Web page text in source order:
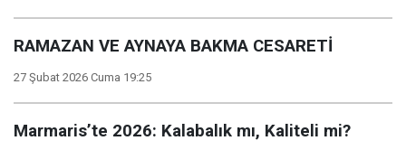
RAMAZAN VE AYNAYA BAKMA CESARETİ
27 Şubat 2026 Cuma 19:25
Marmaris’te 2026: Kalabalık mı, Kaliteli mi?